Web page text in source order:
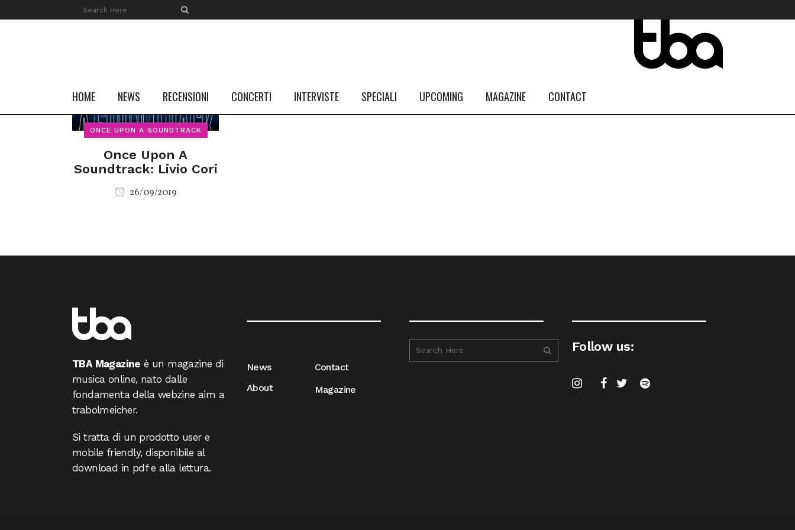
HOME NEWS RECENSIONI CONCERTI INTERVISTE SPECIALI UPCOMING MAGAZINE CONTACT
ONCE UPON A SOUNDTRACK
Once Upon A
Soundtrack: Livio Cori
26/09/2019
FOLLOW US #TBA
INSTAGRAM FEED
TBA Magazine è un magazine di
musica online, nato dalle
fondamenta della webzine aim a
trabolmeicher.
Si tratta di un prodotto user e
mobile friendly, disponibile al
download in pdf e alla lettura.
News
About
Contact
Magazine
Follow us: